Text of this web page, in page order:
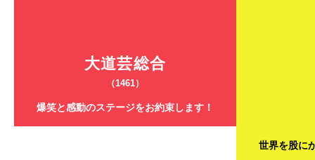
大道芸総合
（1461）
爆笑と感動のステージをお約束します！
世界を股に